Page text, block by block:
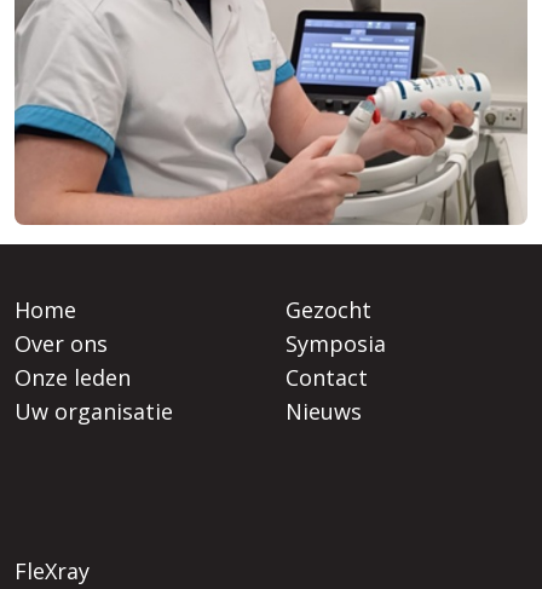
Home
Over ons
Onze leden
Uw organisatie
Gezocht
Symposia
Contact
Nieuws
FleXray